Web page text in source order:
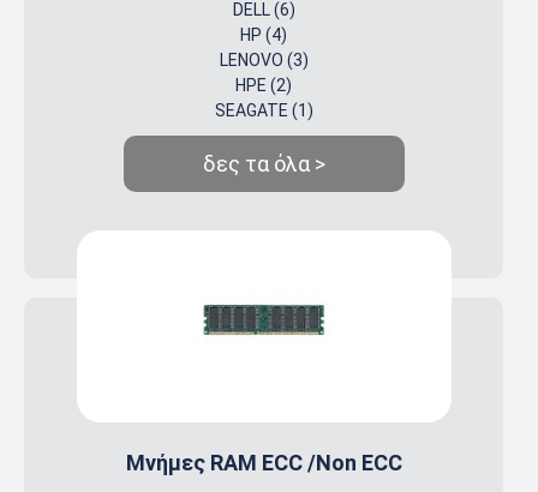
DELL (6)
HP (4)
LENOVO (3)
HPE (2)
SEAGATE (1)
δες τα όλα >
Μνήμες RAM ECC /Non ECC